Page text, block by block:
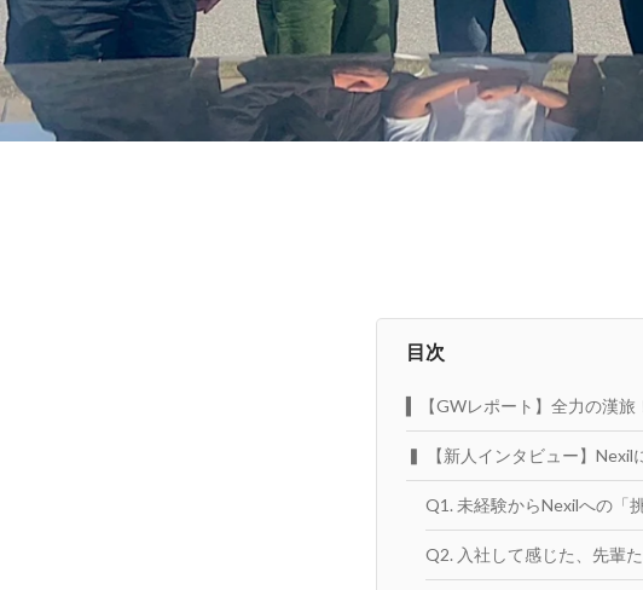
目次
▍【GWレポート】全力の漢
▍ 【新人インタビュー】Nexil
Q1. 未経験からNexilへの「
Q2. 入社して感じた、先輩